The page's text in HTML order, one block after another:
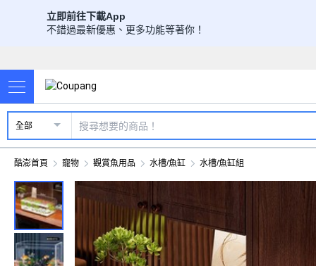
立即前往下載App
不錯過最新優惠、更多功能等著你！
全部
酷澎首頁 寵物 觀賞魚用品 水槽/魚缸 水槽/魚缸組